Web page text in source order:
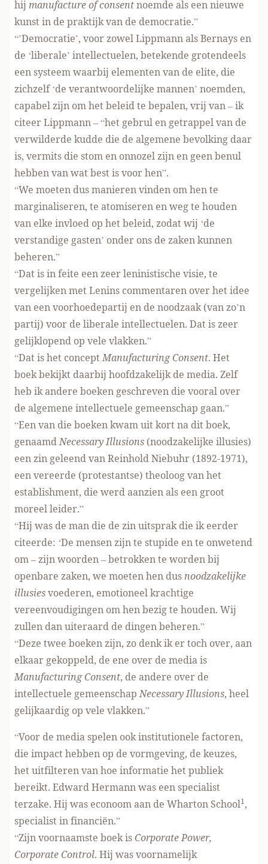
hij manufacture of consentnoemde als een nieuwe
kunst in de praktijk van de democratie.”
“’Democratie’, voor zowel Lippmann als Bernays en
de ‘liberale’ intellectuelen, betekende grotendeels
een systeem waarbij elementen van de elite, die
zichzelf ‘de verantwoordelijke mannen’ noemden,
capabel zijn om het beleid te bepalen, vrij van – ik
citeer Lippmann – “het gebrul en getrappel van de
verwilderde kudde die de algemene bevolking daar
is, vermits die stom en onnozel zijn en geen benul
hebben van wat best is voor hen”.
“We moeten dus manieren vinden om hen te
marginaliseren, te atomiseren en weg te houden
van elke invloed op het beleid, zodat wij ‘de
verstandige gasten’ onder ons de zaken kunnen
beheren.”
“Dat is in feite een zeer leninistische visie, te
vergelijken met Lenins commentaren over het idee
van een voorhoedepartij en de noodzaak (van zo’n
partij) voor de liberale intellectuelen. Dat is zeer
gelijklopend op vele vlakken.”
“Dat is het conceptManufacturing Consent. Het
boek bekijkt daarbij hoofdzakelijk de media. Zelf
heb ik andere boeken geschreven die vooral over
de algemene intellectuele gemeenschap gaan.”
“Een van die boeken kwam uit kort na dit boek,
genaamdNecessary Illusions (noodzakelijke illusies)
een zin geleend van Reinhold Niebuhr (1892-1971),
een vereerde (protestantse) theoloog van het
establishment, die werd aanzien als een groot
moreel leider.”
“Hij was de man die de zin uitsprak die ik eerder
citeerde: ‘De mensen zijn te stupide en te onwetend
om – zijn woorden – betrokken te worden bij
openbare zaken, we moeten hen dusnoodzakelijke
illusiesvoederen, emotioneel krachtige
vereenvoudigingen om hen bezig te houden. Wij
zullen dan uiteraard de dingen beheren.”
“Deze twee boeken zijn, zo denk ik er toch over, aan
elkaar gekoppeld, de ene over de media is
Manufacturing Consent, de andere over de
intellectuele gemeenschapNecessary Illusions, heel
gelijkaardig op vele vlakken.”
“Voor de media spelen ook institutionele factoren,
die impact hebben op de vormgeving, de keuzes,
het uitfilteren van hoe informatie het publiek
bereikt. Edward Hermann was een specialist
terzake. Hij was econoom aan de Wharton School1,
specialist in financiën.”
“Zijn voornaamste boek is Corporate Power,
Corporate Control. Hij was voornamelijk